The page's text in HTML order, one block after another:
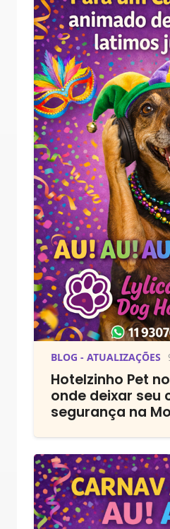
BLOG - ATUALIZAÇÕES
Hotelzinho Pet
onde deixar seu
segurança na